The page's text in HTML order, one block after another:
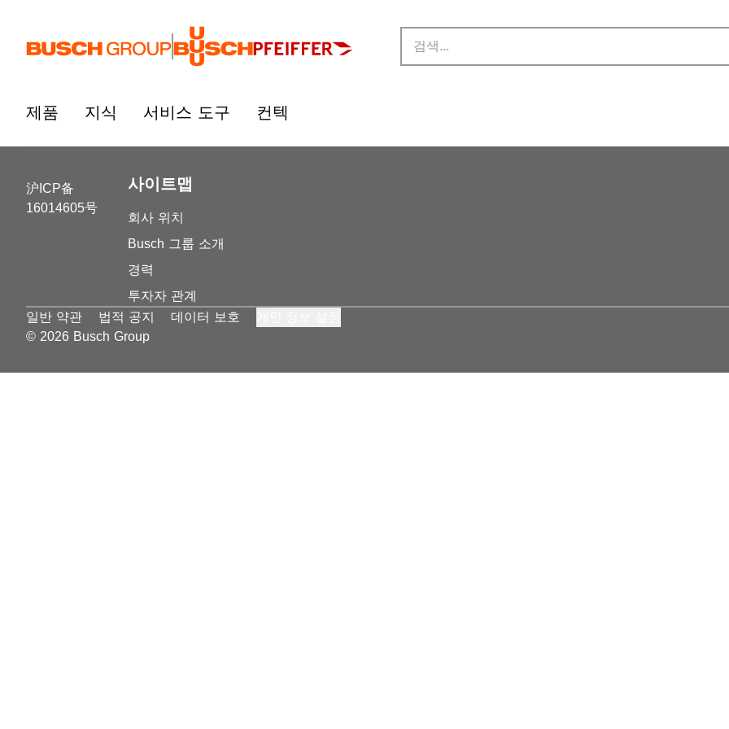
제품 지식 서비스 도구 컨텍
沪ICP备
16014605号
사이트맵
회사 위치
Busch 그룹 소개
경력
투자자 관계
일반 약관
법적 공지 데이터 보호
© 2026 Busch Group